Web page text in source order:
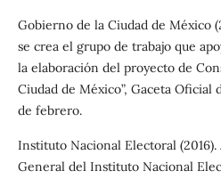
Gobierno de la Ciudad de México
se crea el grupo de trabajo que
la elaboración del proyecto de
Ciudad de México”, Gaceta
de febrero.
Instituto Nacional Electoral
General del Instituto Nacional